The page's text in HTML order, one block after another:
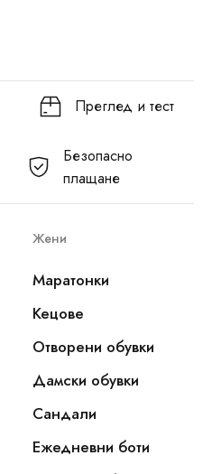
Преглед и тест
Безопасно
плащане
Жени
Маратонки
Кецове
Отворени обувки
Дамски обувки
Сандали
Ежедневни боти